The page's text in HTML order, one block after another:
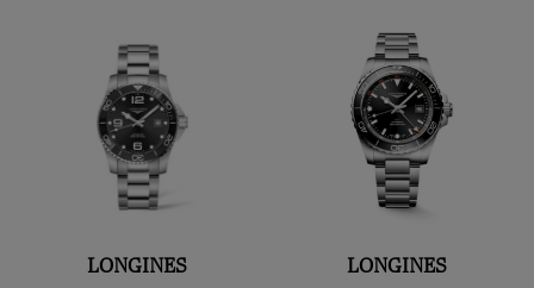
LONGINES LONGINES